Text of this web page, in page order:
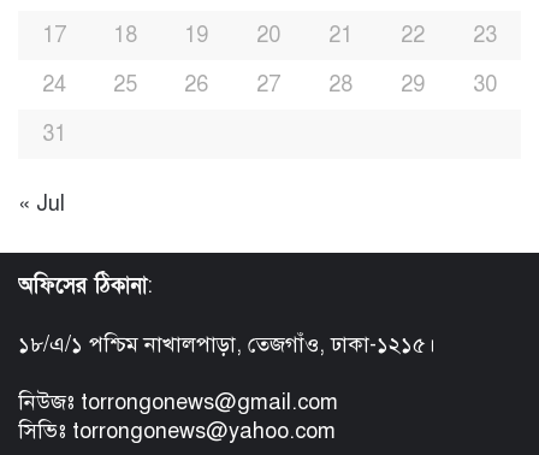
17
18 19 20 21 22
23
24
25 26 27 28 29
30
31
« Jul
অফিসের ঠিকানা:
১৮/এ/১ পশ্চিম নাখালপাড়া, তেজগাঁও, ঢাকা-১২১৫।
নিউজঃ torrongonews@gmail.com
সিভিঃ torrongonews@yahoo.com